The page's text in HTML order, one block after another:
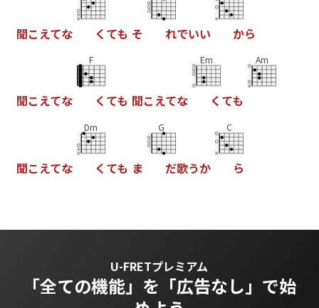
聞こえてな く ても そ れでいい から
聞こえてな
F
く ても 聞こえてな
Em
く ても
Am
聞こえてな
Dm
く ても ま
G
だ歌うか
C
ら
U-FRETプレミアム
「全ての機能」を 「広告なし」で始